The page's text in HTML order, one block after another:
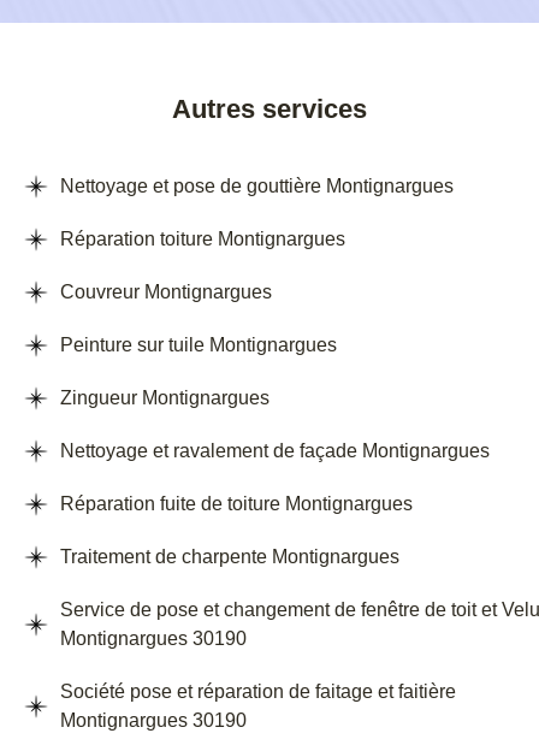
Autres services
Nettoyage et pose de gouttière Montignargues
Réparation toiture Montignargues
Couvreur Montignargues
Peinture sur tuile Montignargues
Zingueur Montignargues
Nettoyage et ravalement de façade Montignargues
Réparation fuite de toiture Montignargues
Traitement de charpente Montignargues
Service de pose et changement de fenêtre de toit et
Montignargues 30190
Société pose et réparation de faitage et faitière
Montignargues 30190